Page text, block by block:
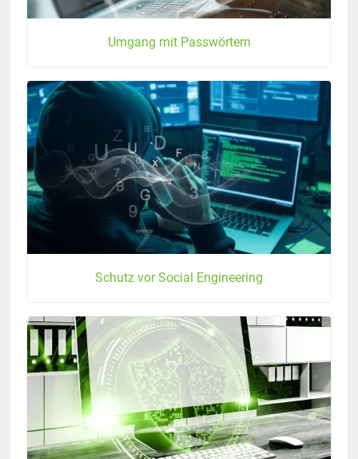
Umgang mit Passwörtern
Schutz vor Social Engineering